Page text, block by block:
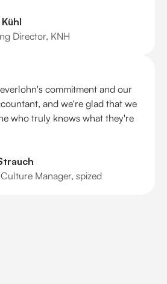
Director, KNH
commitment and our
and we're glad that we
who truly knows what they're
Manager, spized